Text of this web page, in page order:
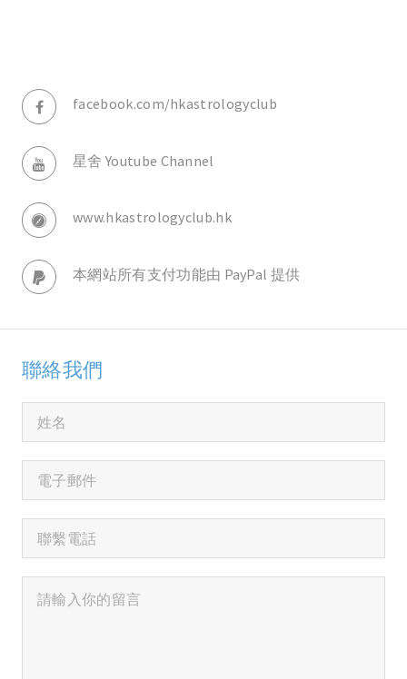
facebook.com/hkastrologyclub
星舍 Youtube Channel
www.hkastrologyclub.hk
本網站所有支付功能由 PayPal 提供
聯絡我們